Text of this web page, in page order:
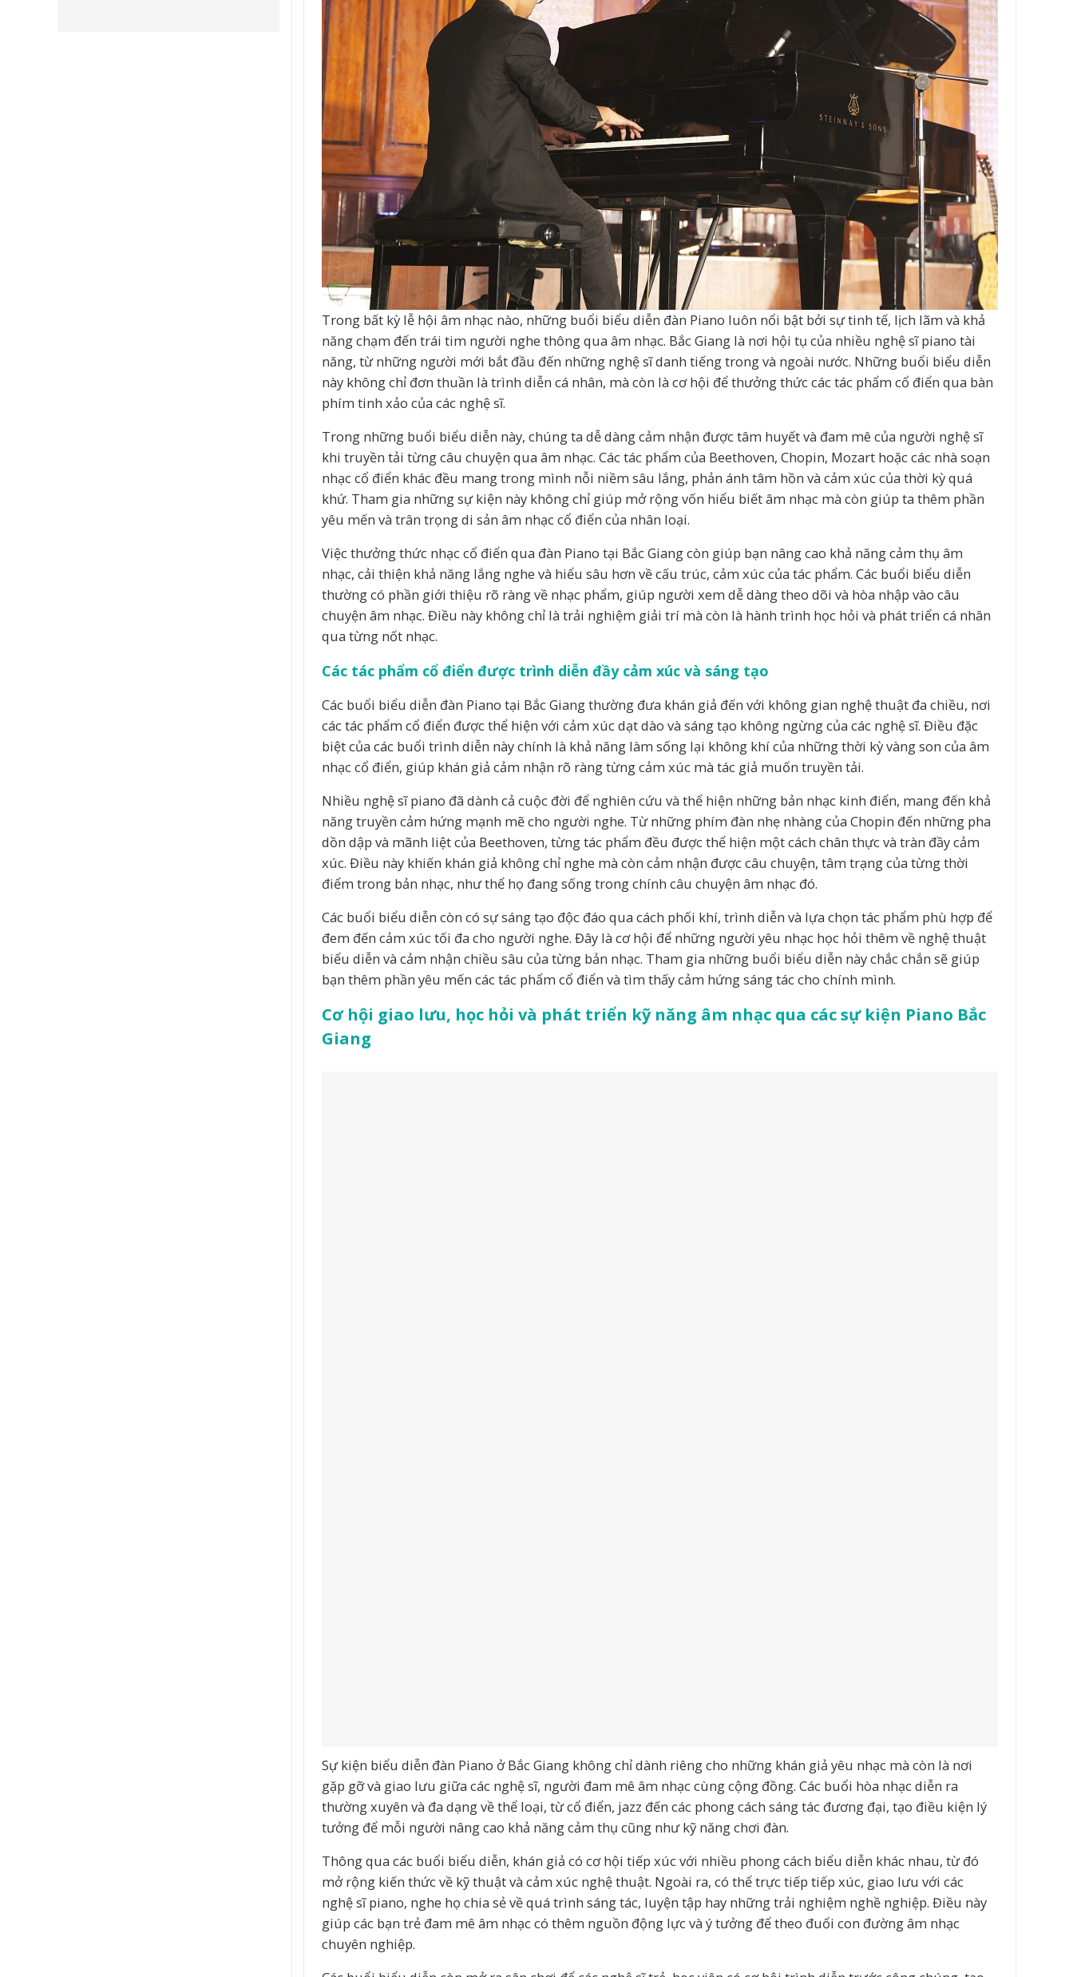
Trong bất kỳ lễ hội âm nhạc nào, những buổi biểu diễn đàn Piano luôn nổi bật bởi sự tinh tế, lịch lãm và khả
năng chạm đến trái tim người nghe thông qua âm nhạc. Bắc Giang là nơi hội tụ của nhiều nghệ sĩ piano tài
năng, từ những người mới bắt đầu đến những nghệ sĩ danh tiếng trong và ngoài nước. Những buổi biểu diễn
này không chỉ đơn thuần là trình diễn cá nhân, mà còn là cơ hội để thưởng thức các tác phẩm cổ điển qua bàn
phím tinh xảo của các nghệ sĩ.
Trong những buổi biểu diễn này, chúng ta dễ dàng cảm nhận được tâm huyết và đam mê của người nghệ sĩ
khi truyền tải từng câu chuyện qua âm nhạc. Các tác phẩm của Beethoven, Chopin, Mozart hoặc các nhà soạn
nhạc cổ điển khác đều mang trong mình nỗi niềm sâu lắng, phản ánh tâm hồn và cảm xúc của thời kỳ quá
khứ. Tham gia những sự kiện này không chỉ giúp mở rộng vốn hiểu biết âm nhạc mà còn giúp ta thêm phần
yêu mến và trân trọng di sản âm nhạc cổ điển của nhân loại.
Việc thưởng thức nhạc cổ điển qua đàn Piano tại Bắc Giang còn giúp bạn nâng cao khả năng cảm thụ âm
nhạc, cải thiện khả năng lắng nghe và hiểu sâu hơn về cấu trúc, cảm xúc của tác phẩm. Các buổi biểu diễn
thường có phần giới thiệu rõ ràng về nhạc phẩm, giúp người xem dễ dàng theo dõi và hòa nhập vào câu
chuyện âm nhạc. Điều này không chỉ là trải nghiệm giải trí mà còn là hành trình học hỏi và phát triển cá nhân
qua từng nốt nhạc.
Các tác phẩm cổ điển được trình diễn đầy cảm xúc và sáng tạo
Các buổi biểu diễn đàn Piano tại Bắc Giang thường đưa khán giả đến với không gian nghệ thuật đa chiều, nơi
các tác phẩm cổ điển được thể hiện với cảm xúc dạt dào và sáng tạo không ngừng của các nghệ sĩ. Điều đặc
biệt của các buổi trình diễn này chính là khả năng làm sống lại không khí của những thời kỳ vàng son của âm
nhạc cổ điển, giúp khán giả cảm nhận rõ ràng từng cảm xúc mà tác giả muốn truyền tải.
Nhiều nghệ sĩ piano đã dành cả cuộc đời để nghiên cứu và thể hiện những bản nhạc kinh điển, mang đến khả
năng truyền cảm hứng mạnh mẽ cho người nghe. Từ những phím đàn nhẹ nhàng của Chopin đến những pha
dồn dập và mãnh liệt của Beethoven, từng tác phẩm đều được thể hiện một cách chân thực và tràn đầy cảm
xúc. Điều này khiến khán giả không chỉ nghe mà còn cảm nhận được câu chuyện, tâm trạng của từng thời
điểm trong bản nhạc, như thể họ đang sống trong chính câu chuyện âm nhạc đó.
Các buổi biểu diễn còn có sự sáng tạo độc đáo qua cách phối khí, trình diễn và lựa chọn tác phẩm phù hợp để
đem đến cảm xúc tối đa cho người nghe. Đây là cơ hội để những người yêu nhạc học hỏi thêm về nghệ thuật
biểu diễn và cảm nhận chiều sâu của từng bản nhạc. Tham gia những buổi biểu diễn này chắc chắn sẽ giúp
bạn thêm phần yêu mến các tác phẩm cổ điển và tìm thấy cảm hứng sáng tác cho chính mình.
Cơ hội giao lưu, học hỏi và phát triển kỹ năng âm nhạc qua các sự kiện Piano Bắc
Giang
Sự kiện biểu diễn đàn Piano ở Bắc Giang không chỉ dành riêng cho những khán giả yêu nhạc mà còn là nơi
gặp gỡ và giao lưu giữa các nghệ sĩ, người đam mê âm nhạc cùng cộng đồng. Các buổi hòa nhạc diễn ra
thường xuyên và đa dạng về thể loại, từ cổ điển, jazz đến các phong cách sáng tác đương đại, tạo điều kiện lý
tưởng để mỗi người nâng cao khả năng cảm thụ cũng như kỹ năng chơi đàn.
Thông qua các buổi biểu diễn, khán giả có cơ hội tiếp xúc với nhiều phong cách biểu diễn khác nhau, từ đó
mở rộng kiến thức về kỹ thuật và cảm xúc nghệ thuật. Ngoài ra, có thể trực tiếp tiếp xúc, giao lưu với các
nghệ sĩ piano, nghe họ chia sẻ về quá trình sáng tác, luyện tập hay những trải nghiệm nghề nghiệp. Điều này
giúp các bạn trẻ đam mê âm nhạc có thêm nguồn động lực và ý tưởng để theo đuổi con đường âm nhạc
chuyên nghiệp.